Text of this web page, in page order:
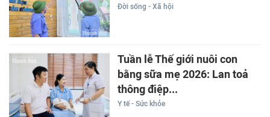
Đời sống - Xã hội
Tuần lễ Thế giới nuôi con
bằng sữa mẹ 2026: Lan toả
thông điệp...
Y tế - Sức khỏe